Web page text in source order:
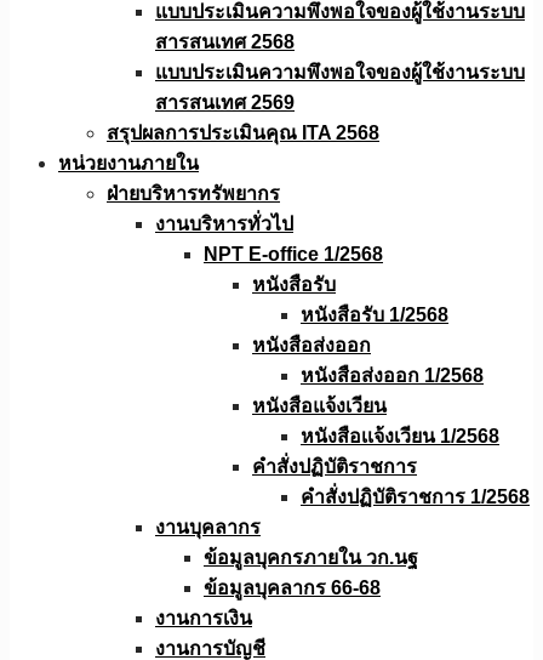
แบบประเมินความพึงพอใจของผู้ใช้งานระบบ
สารสนเทศ 2568
แบบประเมินความพึงพอใจของผู้ใช้งานระบบ
สารสนเทศ 2569
สรุปผลการประเมินคุณ ITA 2568
หน่วยงานภายใน
ฝ่ายบริหารทรัพยากร
งานบริหารทั่วไป
NPT E-office 1/2568
หนังสือรับ
หนังสือรับ 1/2568
หนังสือส่งออก
หนังสือส่งออก 1/2568
หนังสือแจ้งเวียน
หนังสือเเจ้งเวียน 1/2568
คำสั่งปฏิบัติราชการ
คำสั่งปฏิบัติราชการ 1/2568
งานบุคลากร
ข้อมูลบุคกรภายใน วก.นฐ
ข้อมูลบุคลากร 66-68
งานการเงิน
งานการบัญชี